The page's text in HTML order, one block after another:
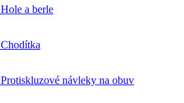
Hole a berle
Chodítka
Protiskluzové návleky na obuv